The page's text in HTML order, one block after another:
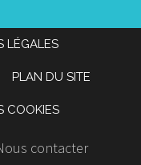
LÉGALES
PLAN DU SITE
COOKIES
contacter